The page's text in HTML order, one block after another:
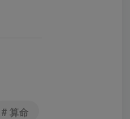
# 算命